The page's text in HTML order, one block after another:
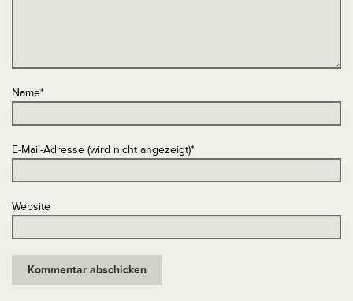
Name*
E-Mail-Adresse (wird nicht angezeigt)*
Website